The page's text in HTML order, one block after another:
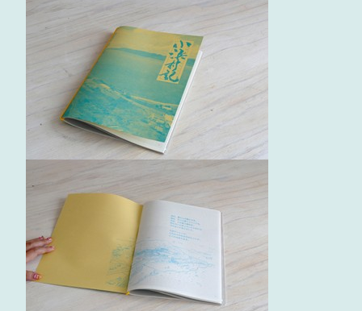
about projects contact